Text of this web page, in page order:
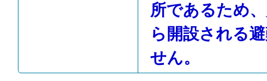
所であるため
ら開設される
せん。